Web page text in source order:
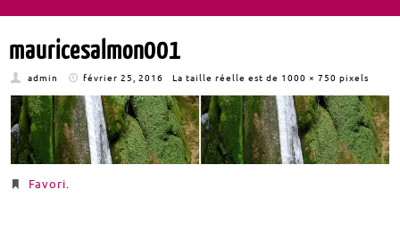
mauricesalmon001
admin février 25, 2016 La taille réelle est de 1000 × 750 pixels
Favori.